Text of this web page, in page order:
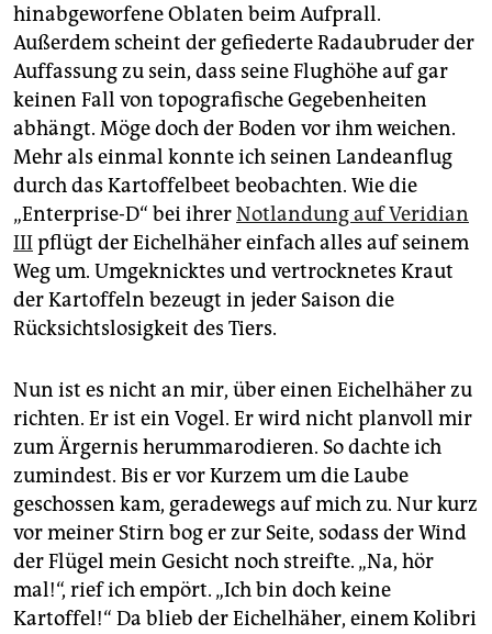
hinabgeworfene Oblaten beim Aufprall.
Außerdem scheint der gefiederte Radaubruder der
Auffassung zu sein, dass seine Flughöhe auf gar
keinen Fall von topografische Gegebenheiten
abhängt. Möge doch der Boden vor ihm weichen.
Mehr als einmal konnte ich seinen Landeanflug
durch das Kartoffelbeet beobachten. Wie die
„Enterprise-D“ bei ihrerNotlandung auf ­Veridian
IIIpflügt der Eichelhäher einfach alles auf seinem
Weg um. Umgeknicktes und vertrocknetes Kraut
der Kartoffeln bezeugt in jeder Saison die
Rücksichtslosigkeit des Tiers.
Nun ist es nicht an mir, über einen Eichelhäher zu
richten. Er ist ein Vogel. Er wird nicht planvoll mir
zum Ärgernis herummarodieren. So dachte ich
zumindest. Bis er vor Kurzem um die Laube
geschossen kam, geradewegs auf mich zu. Nur kurz
vor meiner Stirn bog er zur Seite, sodass der Wind
der Flügel mein Gesicht noch streifte. „Na, hör
mal!“, rief ich empört. „Ich bin doch keine
Kartoffel!“ Da blieb der Eichelhäher, einem Kolibri